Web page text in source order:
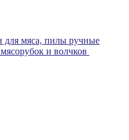
для мяса, пилы ручные
и волчков